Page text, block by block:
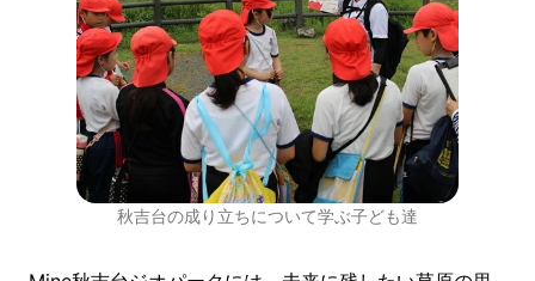
秋吉台の成り立ちについて学ぶ子ども達